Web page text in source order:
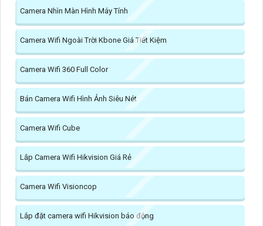
Camera Nhìn Màn Hình Máy Tính
Camera Wifi Ngoài Trời Kbone Giá Tiết Kiệm
Camera Wifi 360 Full Color
Bán Camera Wifi Hình Ảnh Siêu Nét
Camera Wifi Cube
Lắp Camera Wifi Hikvision Giá Rẻ
Camera Wifi Visioncop
Lắp đặt camera wifi Hikvision báo động